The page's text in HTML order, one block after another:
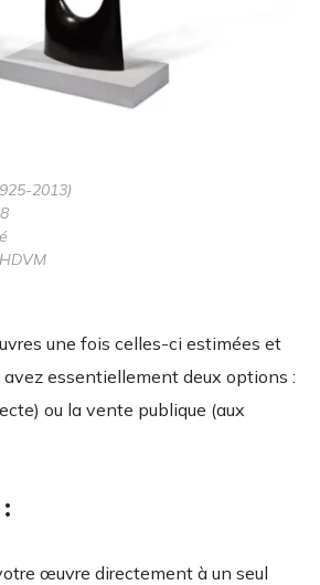
2013)
une fois celles-ci estimées et
essentiellement deux options :
ou la vente publique (aux
œuvre directement à un seul